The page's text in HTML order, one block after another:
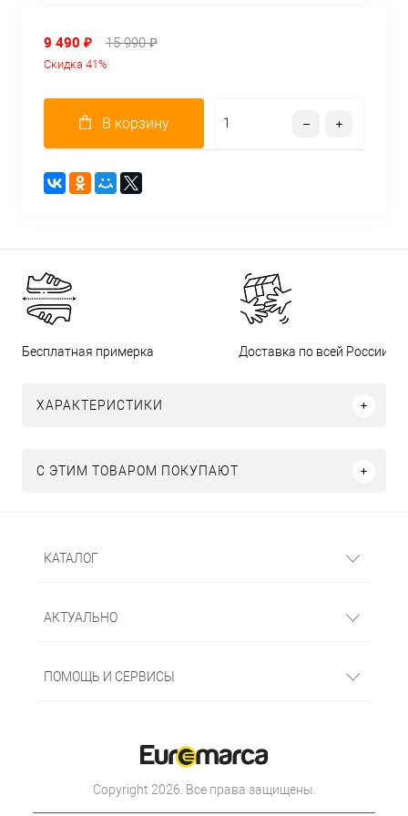
9 490 ₽ 15 990 ₽
Скидка 41%
В корзину
Бесплатная примерка Доставка по всей России
ХАРАКТЕРИСТИКИ
С ЭТИМ ТОВАРОМ ПОКУПАЮТ
КАТАЛОГ
АКТУАЛЬНО
ПОМОЩЬ И СЕРВИСЫ
Copyright 2026. Все права защищены.